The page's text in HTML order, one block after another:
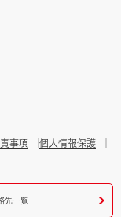
事項
個人情報保護
先一覧